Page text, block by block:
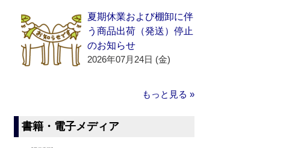
夏期休業および棚卸に伴
う商品出荷（発送）停止
のお知らせ
2026年07月24日 (金)
もっと見る »
書籍・電子メディア